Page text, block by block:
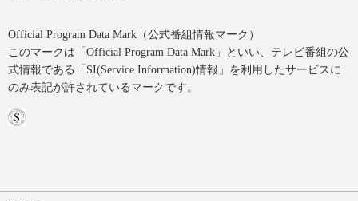
Official Program Data Mark（公式番組情報マーク）
このマークは「Official Program Data Mark」といい、テレビ番組の公
式情報である「SI(Service Information)情報」を利用したサービスに
のみ表記が許されているマークです。